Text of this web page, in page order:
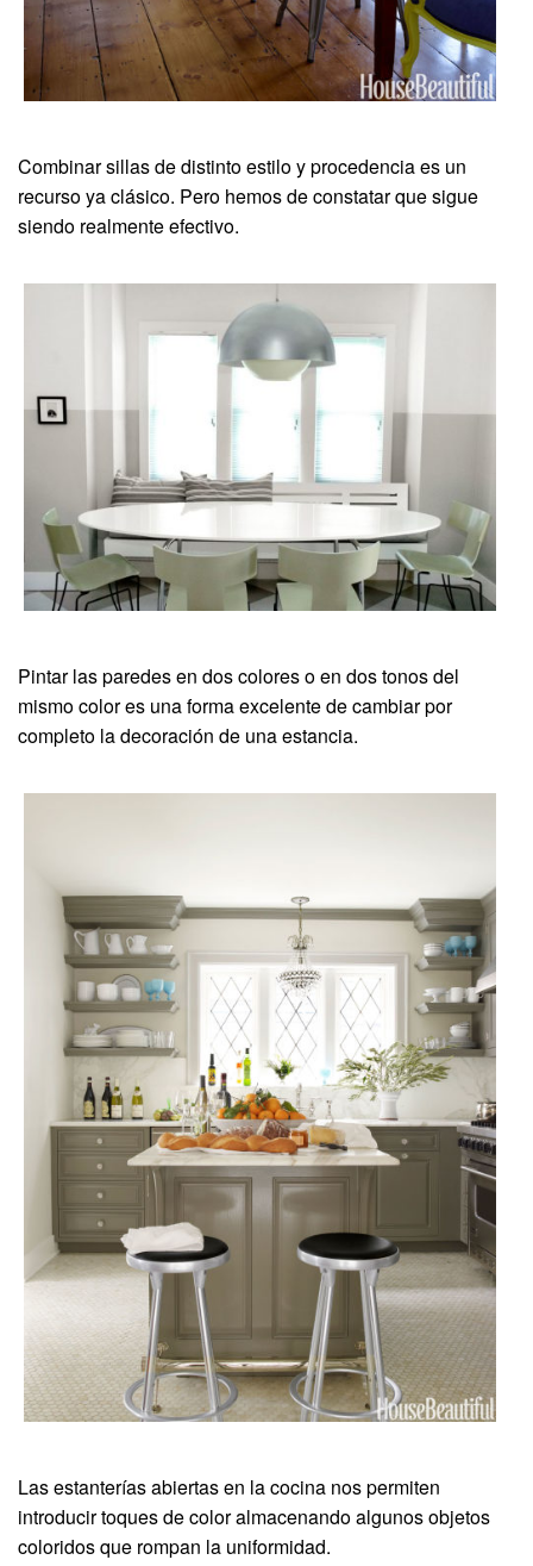
Combinar sillas de distinto estilo y procedencia es un
recurso ya clásico. Pero hemos de constatar que sigue
siendo realmente efectivo.
Pintar las paredes en dos colores o en dos tonos del
mismo color es una forma excelente de cambiar por
completo la decoración de una estancia.
Las estanterías abiertas en la cocina nos permiten
introducir toques de color almacenando algunos objetos
coloridos que rompan la uniformidad.